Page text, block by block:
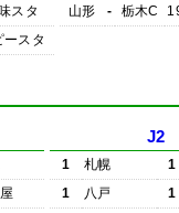
スタ
ースタ
山形
- 栃木C
J2
1 札幌
1
1
八戸
1